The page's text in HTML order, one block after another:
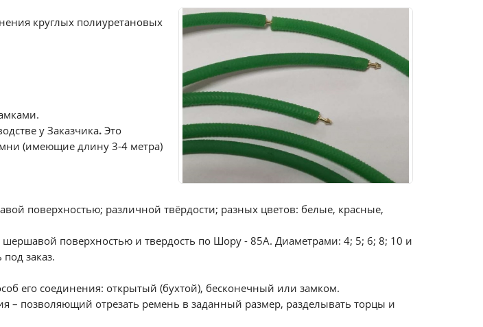
круглых полиуретановых
у Заказчика. Это
(имеющие длину 3-4 метра)
поверхностью; различной твёрдости; разных цветов: белые, красные,
шершавой поверхностью и твердость по Шору - 85А. Диаметрами: 4; 5; 6; 8; 10 и
заказ.
его соединения: открытый (бухтой), бесконечный или замком.
– позволяющий отрезать ремень в заданный размер, разделывать торцы и